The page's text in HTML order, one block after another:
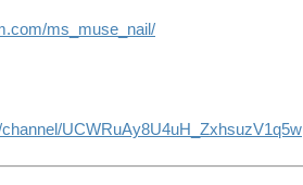
ms_muse_nail/
UCWRuAy8U4uH_ZxhsuzV1q5w